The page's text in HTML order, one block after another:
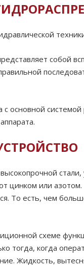
собой
с основной
цинком или
То есть, чем
схеме
тогда, когда
Жидкость,